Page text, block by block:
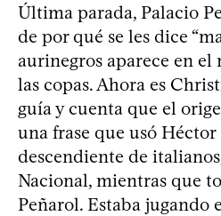
Última parada, Palacio
de por qué se les dice
aurinegros aparece en
las copas. Ahora es
guía y cuenta que el
una frase que usó Héctor
descendiente de
Nacional, mientras que
Peñarol. Estaba jugando